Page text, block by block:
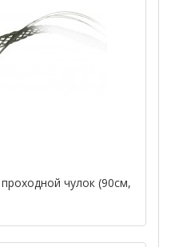
чулок (90см,